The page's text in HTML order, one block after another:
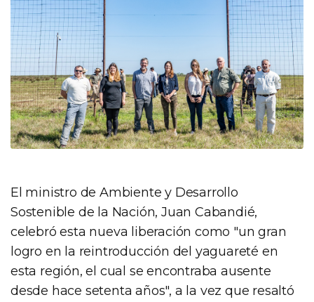
El ministro de Ambiente y Desarrollo
Sostenible de la Nación, Juan Cabandié,
celebró esta nueva liberación como "un gran
logro en la reintroducción del yaguareté en
esta región, el cual se encontraba ausente
desde hace setenta años", a la vez que resaltó